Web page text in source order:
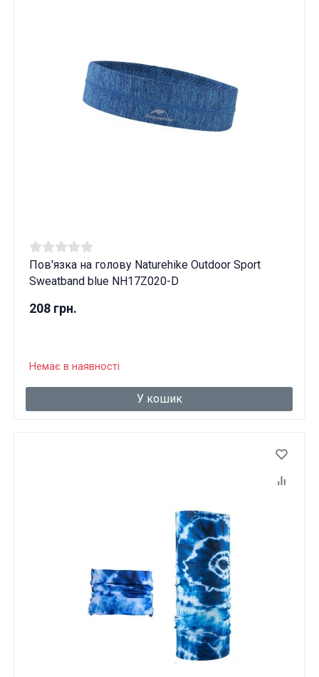
Пов'язка на голову Naturehike Outdoor Sport
Sweatband blue NH17Z020-D
208 грн.
Немає в наявності
У кошик